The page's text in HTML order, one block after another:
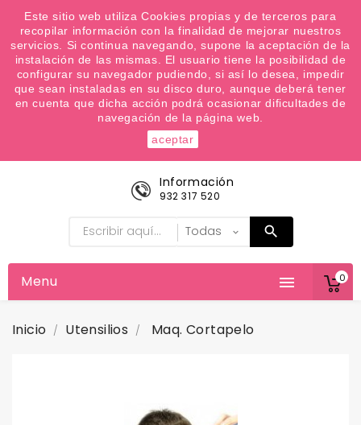
¿Quiere conocer las próximas ofertas del fin de
semana? Apúntate a nuestra Newsletter
Favoritos (0)

0
Información
932 317 520

Menu
Inicio Utensilios Maq. Cortapelo
Este sitio web utiliza Cookies propias y de terceros para
recopilar información con la finalidad de mejorar nuestros
servicios. Si continua navegando, supone la aceptación de la
instalación de las mismas. El usuario tiene la posibilidad de
configurar su navegador pudiendo, si así lo desea, impedir
que sean instaladas en su disco duro, aunque deberá tener
en cuenta que dicha acción podrá ocasionar dificultades de
navegación de la página web.
aceptar